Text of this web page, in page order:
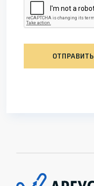
ОТПРАВИТЬ